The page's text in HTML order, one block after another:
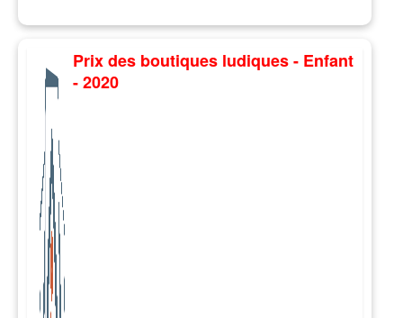
Prix des boutiques ludiques - Enfant
- 2020